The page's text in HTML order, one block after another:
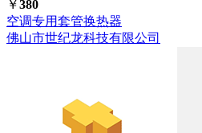
￥380
空调专用套管换热器
佛山市世纪龙科技有限公司